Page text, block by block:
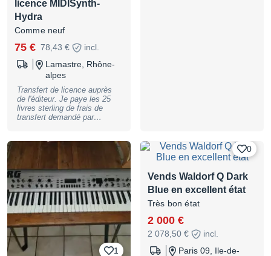
licence MIDISynth-
Hydra
Comme neuf
75 € 78,43 €
incl.
Lamastre, Rhône-
alpes
Transfert de licence auprès
de l'éditeur. Je paye les 25
livres sterling de frais de
transfert demandé par
hydra.html
1
0
Vends Waldorf Q Dark
Blue en excellent état
Très bon état
2 000 €
2 078,50 €
incl.
Paris 09, Ile-de-